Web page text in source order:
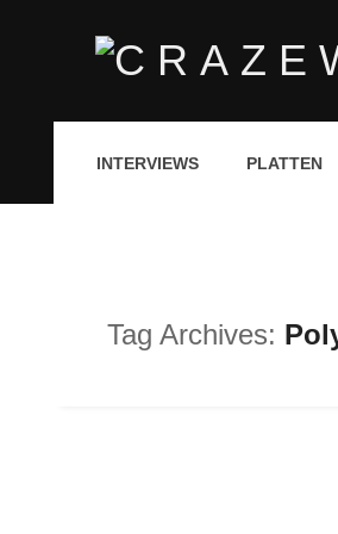
INTERVIEWS PLATTEN
Tag Archives: